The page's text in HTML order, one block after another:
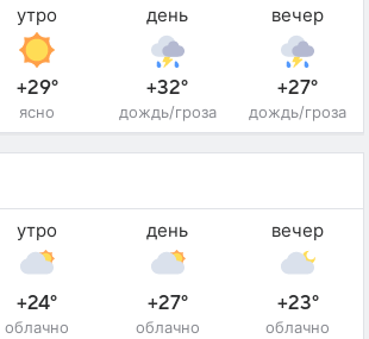
утро
+29°
ясно
день
+32°
дождь/гроза
вечер
+27°
дождь/гроза
утро
+24°
облачно
день
+27°
облачно
вечер
+23°
облачно